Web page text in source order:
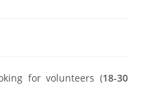
for volunteers (18-30